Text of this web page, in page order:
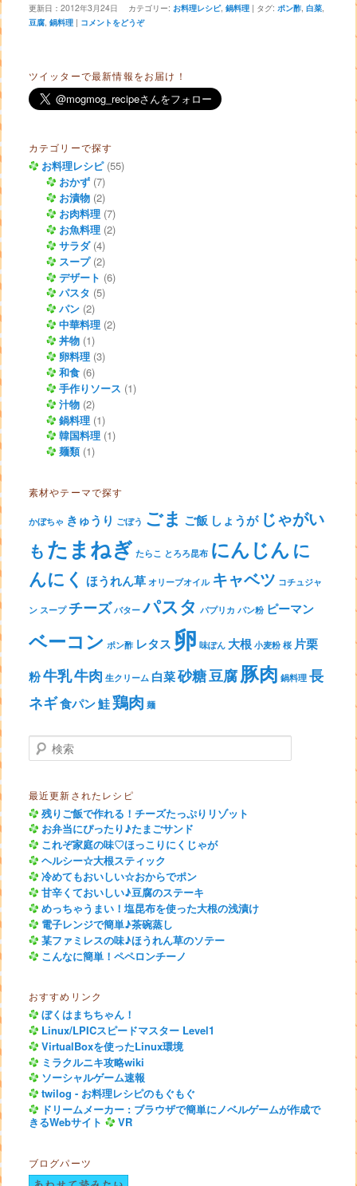
更新日： 2012年3月24日 カテゴリー: お料理レシピ,鍋料理 | タグ: ポン酢,白菜,
豆腐, 鍋料理 | コメントをどうぞ
ツイッターで最新情報をお届け！
カテゴリーで探す
お料理レシピ(55)
おかず (7)
お漬物 (2)
お肉料理 (7)
お魚料理 (2)
サラダ(4)
スープ(2)
デザート (6)
パスタ (5)
パン (2)
中華料理 (2)
丼物 (1)
卵料理 (3)
和食 (6)
手作りソース (1)
汁物 (2)
鍋料理 (1)
韓国料理 (1)
麺類(1)
素材やテーマで探す
かぼちゃ きゅうり ごぼう ごま ご飯 しょうが じゃがい
も たまねぎ たらこ とろろ昆布 にんじんに
んにく ほうれん草 オリーブオイル キャベツ コチュジャ
ン スープ チーズ バター パスタ パプリカ パン粉 ピーマン
ベーコン ポン酢 レタス 卵 味ぽん 大根 小麦粉 桜 片栗
粉牛乳牛肉 生クリーム 白菜砂糖豆腐豚肉 鍋料理 長
ネギ食パン鮭鶏肉 麺
検索
最近更新されたレシピ
残りご飯で作れる！チーズたっぷりリゾット
お弁当にぴったり♪たまごサンド
これぞ家庭の味♡ほっこりにくじゃが
ヘルシー☆大根スティック
冷めてもおいしい☆おからでポン
甘辛くておいしい♪豆腐のステーキ
めっちゃうまい！塩昆布を使った大根の浅漬け
電子レンジで簡単♪茶碗蒸し
某ファミレスの味♪ほうれん草のソテー
こんなに簡単！ペペロンチーノ
おすすめリンク
ぼくはまちちゃん！
Linux/LPICスピードマスター Level1
VirtualBoxを使ったLinux環境
ミラクルニキ攻略wiki
ソーシャルゲーム速報
twilog - お料理レシピのもぐもぐ
ドリームメーカー : ブラウザで簡単にノベルゲームが作成で
きるWebサイト
VR
ブログパーツ